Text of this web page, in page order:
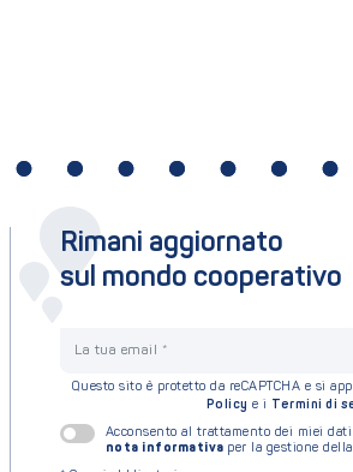
Rimani aggiornato
sul mondo cooperativo
Questo sito è protetto da reCAPTCHA e si
Policy e i Termini di
Acconsento al trattamento dei miei dati
nota informativa per la gestione